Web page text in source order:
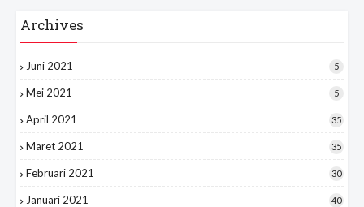
Archives
Juni 2021 5
Mei 2021 5
April 2021 35
Maret 2021 35
Februari 2021 30
Januari 2021 40